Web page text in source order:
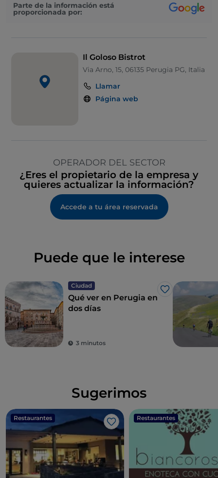
Parte de la información está
proporcionada por:
Il Goloso Bistrot
Via Arno, 15, 06135 Perugia PG, Italia
Llamar
Página web
OPERADOR DEL SECTOR
¿Eres el propietario de la empresa y
quieres actualizar la información?
Accede a tu área reservada
Puede que le interese
Ciudad
Me gusta
Qué ver en Perugia en
dos días
3 minutos
Sugerimos
Restaurantes
Me gusta
Restaurantes